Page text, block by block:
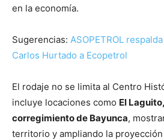
en la economía.
Sugerencias: ASOPETROL
Carlos Hurtado a Ecopetrol
El rodaje no se limita al Centro
incluye locaciones como El
corregimiento de Bayunca,
territorio y ampliando la